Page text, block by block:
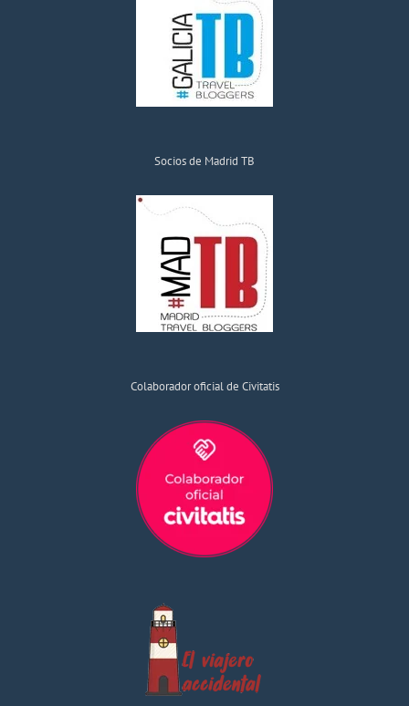
Socios de Madrid TB
Colaborador oficial de Civitatis